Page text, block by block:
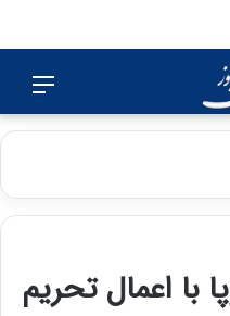
با اعمال تحریم